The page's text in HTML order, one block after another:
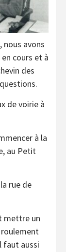
nous avons
cours et à
des
de voirie à
à la
au Petit
rue de
mettre un
roulement
faut aussi